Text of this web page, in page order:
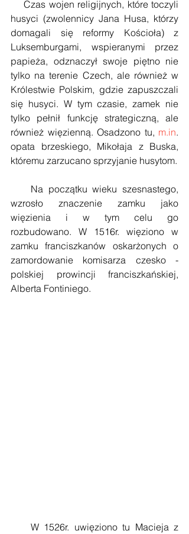
Czas wojen religijnych, które toczyli
husyci (zwolennicy Jana Husa, którzy
domagali się reformy Kościoła) z
Luksemburgami, wspieranymi przez
papieża, odznaczył swoje piętno nie
tylko na terenie Czech, ale również w
Królestwie Polskim, gdzie zapuszczali
się husyci. W tym czasie, zamek nie
tylko pełnił funkcję strategiczną, ale
również więzienną. Osadzono tu, m.in.
opata brzeskiego, Mikołaja z Buska,
któremu zarzucano sprzyjanie husytom.
Na początku wieku szesnastego,
wzrosło znaczenie zamku jako
więzienia i w tym celu go
rozbudowano. W 1516r. więziono w
zamku franciszkanów oskarżonych o
zamordowanie komisarza czesko -
polskiej prowincji franciszkańskiej,
Alberta Fontiniego.
W 1526r. uwięziono tu Macieja z